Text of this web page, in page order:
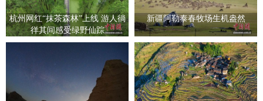
杭州网红“抹茶森林”上线 游人徜
徉其间感受绿野仙踪
新疆阿勒泰春牧场生机盎然